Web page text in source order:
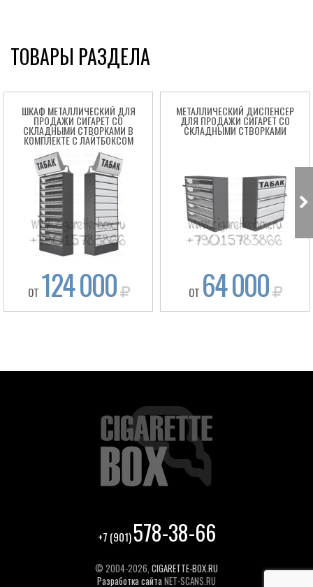
ТОВАРЫ РАЗДЕЛА
ШКАФ МЕТАЛЛИЧЕСКИЙ ДЛЯ
ПРОДАЖИ СИГАРЕТ СО
СКЛАДНЫМИ СТВОРКАМИ В
КОМПЛЕКТЕ С ЛАЙТБОКСОМ
ОТ 124 000
МЕТАЛЛИЧЕСКИЙ ДИСПЕНСЕР
ДЛЯ ПРОДАЖИ СИГАРЕТ СО
СКЛАДНЫМИ СТВОРКАМИ
ОТ 64 000
+7 (901)578-38-66
© 2004-2026, CIGARETTE-BOX.RU
Разработка сайтаNET-SCANS.RU